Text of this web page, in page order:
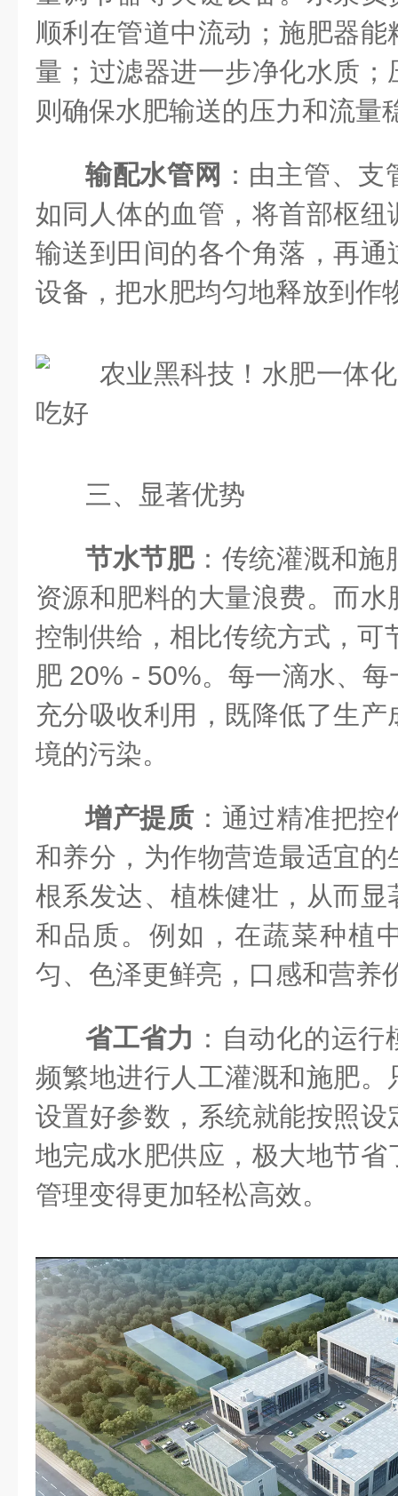
顺利在管道中流动；施肥器
量；过滤器进一步净化水质
则确保水肥输送的压力和流量
输配水管网 ：由主管、
如同人体的血管，将首部枢
输送到田间的各个角落，再
设备，把水肥均匀地释放到作
三、显著优势
节水节肥：传统灌溉和施
资源和肥料的大量浪费。而
控制供给，相比传统方式，可
肥 20% - 50%。每一滴水、
充分吸收利用，既降低了生
境的污染。
增产提质 ：通过精准把
和养分，为作物营造最适宜
根系发达、植株健壮，从而
和品质。例如，在蔬菜种植
匀、色泽更鲜亮，口感和营养
省工省力 ：自动化的运
频繁地进行人工灌溉和施肥
设置好参数，系统就能按照
地完成水肥供应，极大地节
管理变得更加轻松高效。